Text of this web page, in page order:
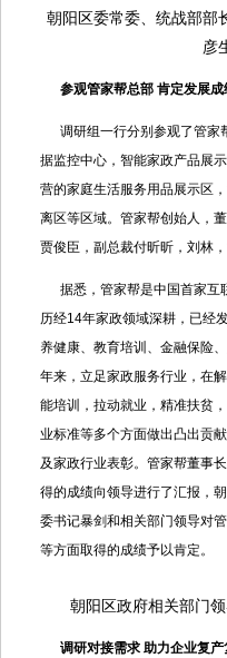
朝阳区委常委、统战部部
彦
参观管家帮总部 肯定发展成
调研组一行分别参观了管家
据监控中心，智能家政产品展
营的家庭生活服务用品展示区
离区等区域。管家帮创始人，
贾俊臣，副总裁付昕昕，刘林
据悉，管家帮是中国首家互
历经14年家政领域深耕，已经
养健康、教育培训、金融保险
年来，立足家政服务行业，在
能培训，拉动就业，精准扶贫
业标准等多个方面做出凸出贡
及家政行业表彰。管家帮董事
得的成绩向领导进行了汇报，
委书记暴剑和相关部门领导对
等方面取得的成绩予以肯定。
朝阳区政府相关部门
调研对接需求 助力企业复产